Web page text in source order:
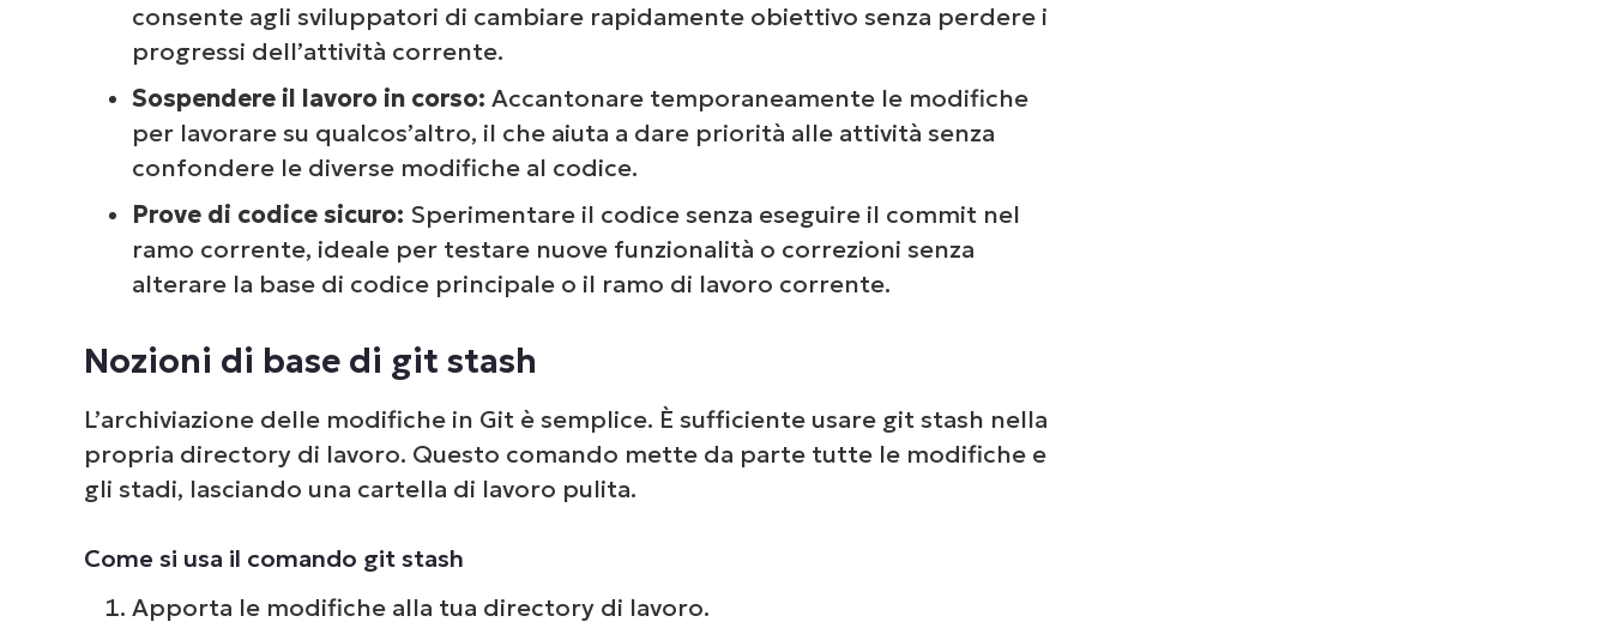
consente agli sviluppatori di cambiare rapidamente obiettivo senza perdere i
progressi dell’attività corrente.
Sospendere il lavoro in corso: Accantonare temporaneamente le modifiche
per lavorare su qualcos’altro, il che aiuta a dare priorità alle attività senza
confondere le diverse modifiche al codice.
Prove di codice sicuro: Sperimentare il codice senza eseguire il commit nel
ramo corrente, ideale per testare nuove funzionalità o correzioni senza
alterare la base di codice principale o il ramo di lavoro corrente.
Nozioni di base di git stash
L’archiviazione delle modifiche in Git è semplice. È sufficiente usare git stash nella
propria directory di lavoro. Questo comando mette da parte tutte le modifiche e
gli stadi, lasciando una cartella di lavoro pulita.
Come si usa il comando git stash
Apporta le modifiche alla tua directory di lavoro.